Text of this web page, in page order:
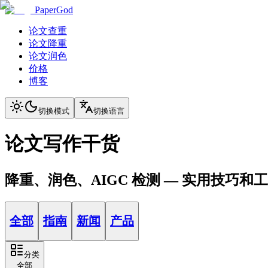
PaperGod
论文查重
论文降重
论文润色
价格
博客
切换模式 切换语言
论文写作干货
降重、润色、AIGC 检测 — 实用技巧和
全部 指南 新闻 产品
分类
全部